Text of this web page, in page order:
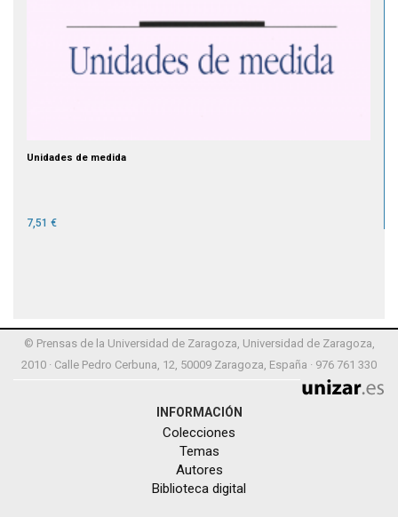
Unidades de medida
7,51 €
© Prensas de la Universidad de Zaragoza, Universidad de Zaragoza,
2010 · Calle Pedro Cerbuna, 12, 50009 Zaragoza, España · 976 761 330
INFORMACIÓN
Colecciones
Temas
Autores
Biblioteca digital